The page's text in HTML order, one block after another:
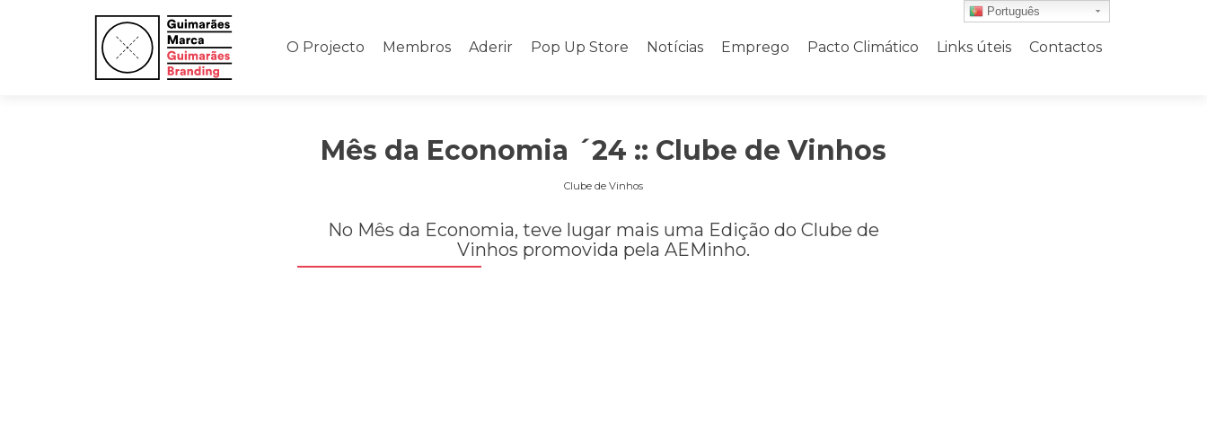
o
O Projecto Membros Aderir Pop Up Store Notícias Emprego Pacto Climático Links úteis Contactos
Mês da Economia ´24 :: Clube de Vinhos
Clube de Vinhos
No Mês da Economia, teve lugar mais uma Edição do Clube de
Vinhos promovida pela AEMinho.
Português